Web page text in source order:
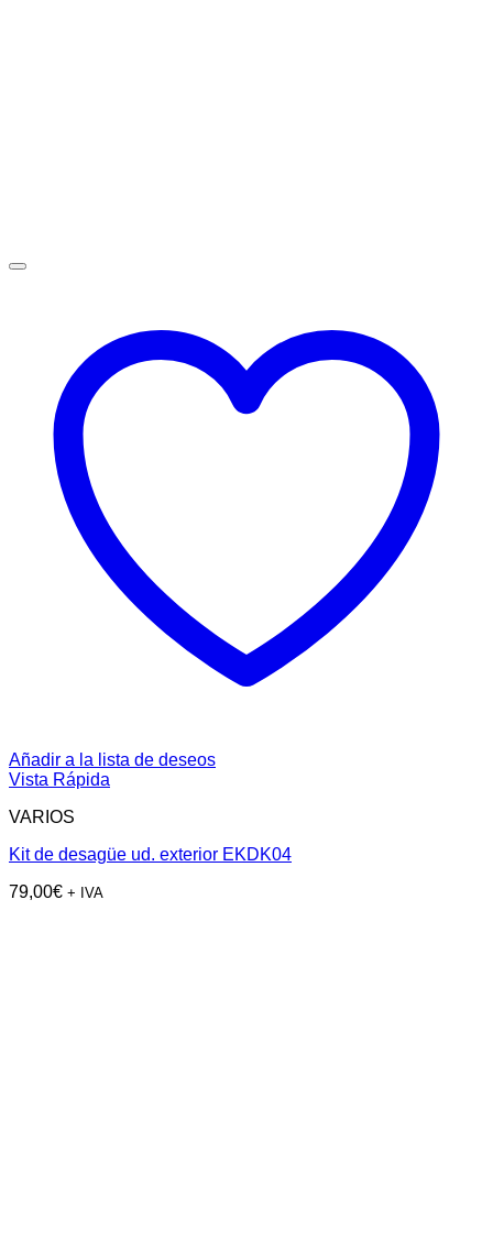
Añadir a la lista de deseos
Vista Rápida
VARIOS
Kit de desagüe ud. exterior EKDK04
79,00€ + IVA